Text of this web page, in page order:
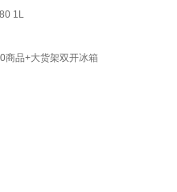
1L
商品+大货架双开冰箱